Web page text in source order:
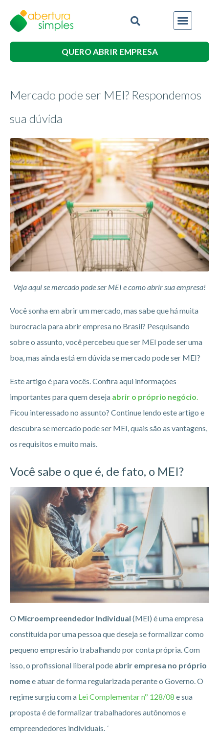
QUERO ABRIR EMPRESA
Mercado pode ser MEI? Respondemos
sua dúvida
Veja aqui se mercado pode ser MEI e como abrir sua empresa!
Você sonha em abrir um mercado, mas sabe que há muita
burocracia para abrir empresa no Brasil? Pesquisando
sobre o assunto, você percebeu que ser MEI pode ser uma
boa, mas ainda está em dúvida se mercado pode ser MEI?
Este artigo é para vocês. Confira aqui informações
importantes para quem deseja abrir o próprio negócio.
Ficou interessado no assunto? Continue lendo este artigo e
descubra se mercado pode ser MEI, quais são as vantagens,
os requisitos e muito mais.
Você sabe o que é, de fato, o MEI?
O Microempreendedor Individual (MEI) é uma empresa
constituída por uma pessoa que deseja se formalizar como
pequeno empresário trabalhando por conta própria. Com
isso, o profissional liberal pode abrir empresa no próprio
nomee atuar de forma regularizada perante o Governo. O
regime surgiu com a Lei Complementar nº 128/08 e sua
proposta é de formalizar trabalhadores autônomos e
empreendedores individuais. ´